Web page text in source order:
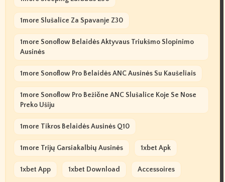
1more Slušalice Za Spavanje Z30
1more Sonoflow Belaidės Aktyvaus Triukšmo Slopinimo
Ausinės
1more Sonoflow Pro Belaidės ANC Ausinės Su Kaušeliais
1more Sonoflow Pro Bežične ANC Slušalice Koje Se Nose
Preko Ušiju
1more Tikros Belaidės Ausinės Q10
1more Trijų Garsiakalbių Ausinės 1xbet Apk
1xbet App 1xbet Download Accessoires